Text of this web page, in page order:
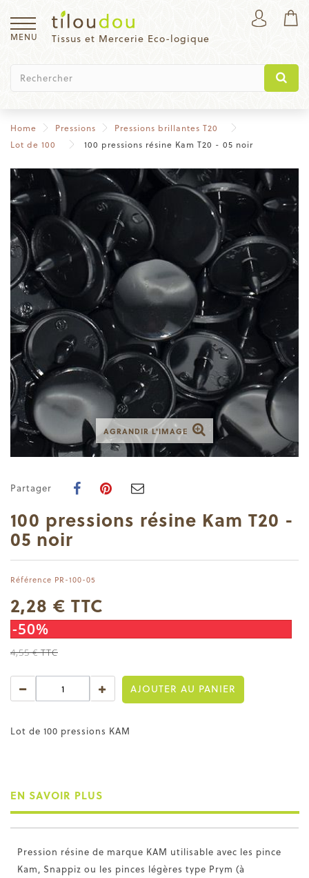
Tissus et Mercerie Eco-logique
MENU
Home Pressions
Pressions brillantes T20
Lot de 100
100 pressions résine Kam T20 - 05 noir
AGRANDIR L'IMAGE
Partager
100 pressions résine Kam T20 -
05 noir
Référence PR-100-05
2,28 € TTC
-50%
4,55 €TTC
AJOUTER AU PANIER
Lot de 100 pressions KAM
EN SAVOIR PLUS
Pression résine de marque KAM utilisable avec les pince
Kam, Snappiz ou les pinces légères type Prym (à